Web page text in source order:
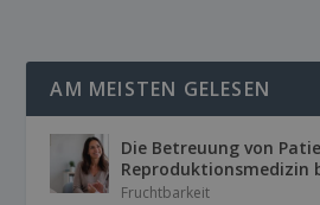
AM MEISTEN GELESEN
Die Betreuung von
Reproduktionsmedizin
Fruchtbarkeit